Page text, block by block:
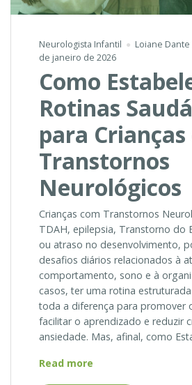
Neurologista Infantil Loiane
de janeiro de 2026
Como
Rotinas
para Crianças
Transtornos
Neurológicos
Crianças com Transtornos
TDAH, epilepsia, Transtorno do
ou atraso no desenvolvimento,
desafios diários relacionados à
comportamento, sono e à
casos, ter uma rotina
toda a diferença para promover
facilitar o aprendizado e reduzir
ansiedade. Mas, afinal, como
Read more